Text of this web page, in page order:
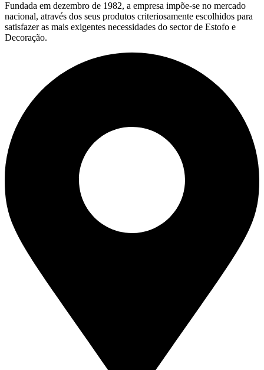
Fundada em dezembro de 1982, a empresa impõe-se no mercado
nacional, através dos seus produtos criteriosamente escolhidos para
satisfazer as mais exigentes necessidades do sector de Estofo e
Decoração.